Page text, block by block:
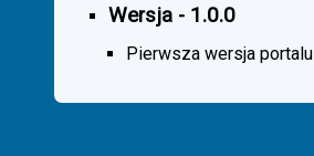
Wersja - 1.0.0
Pierwsza wersja portalu